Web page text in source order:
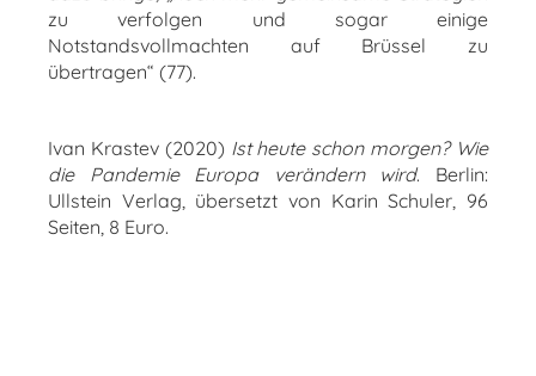
zu verfolgen und sogar einige
Notstandsvollmachten auf Brüssel zu
übertragen“ (77).
Ivan Krastev (2020) Ist heute schon morgen? Wie
die Pandemie Europa verändern wird. Berlin:
Ullstein Verlag, übersetzt von Karin Schuler, 96
Seiten, 8 Euro.